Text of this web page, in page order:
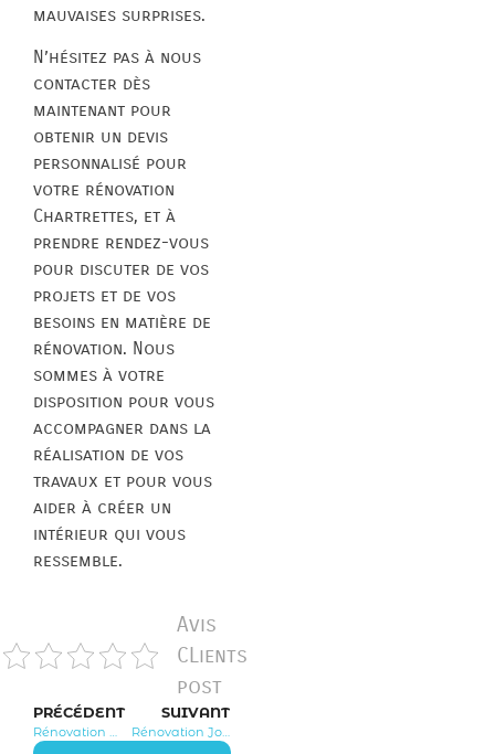
mauvaises surprises.
N’hésitez pas à nous
contacter dès
maintenant pour
obtenir un devis
personnalisé pour
votre rénovation
Chartrettes, et à
prendre rendez-vous
pour discuter de vos
projets et de vos
besoins en matière de
rénovation. Nous
sommes à votre
disposition pour vous
accompagner dans la
réalisation de vos
travaux et pour vous
aider à créer un
intérieur qui vous
ressemble.
Avis
CLients
post
PRÉCÉDENT
Rénovation Maisoncelles en Brie 77580
SUIVANT
Rénovation Jossigny 77600